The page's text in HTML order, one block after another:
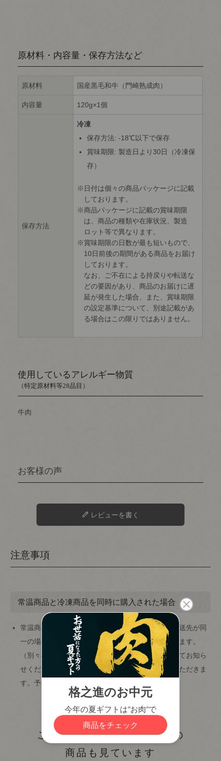
のしの指定
(
必
カートに入れる
原材料・内容量・保存方法など
原材料 国産黒毛和牛（門崎熟成肉）
内容量 120g×1個
保存方法
冷凍
保存方法: -18℃以下で保存
賞味期限: 製造日より30日（冷凍保
存）
日付は個々の商品パッケージに記載
しております。
商品パッケージに記載の賞味期限
は、商品の種類や在庫状況、製造
ロット等で異なります。
賞味期限の日数が最も短いもので、
10日前後の期間がある商品をお届け
しております。
なお、ご不在による持戻りや転送な
どの要因があり、商品のお届けに遅
延が発生した場合、また、賞味期限
の設定基準について、別途記載があ
る場合はこの限りではありません。
使用しているアレルギー物質
（特定原材料等28品目）
牛肉
レビューを書く
注意事項
常温商品と冷凍商品を同時に購入された場合
常温商品と冷凍商品を同時に購入された場合で、配送先が同
一の場合は、
冷凍便にまとめて発送させていただきます。
（別々の配送をご希望の方は、ご注文画面の備考欄てお知ら
せください。その際にはそれぞれの送料をご負担いただきま
す。予めご了承ください。）
この商品を見た人はこちらの
商品も見ています